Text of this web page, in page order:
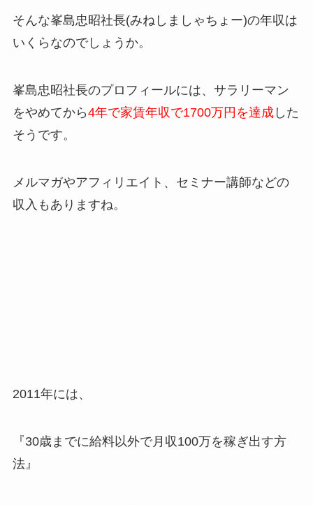
そんな峯島忠昭社長(みねしましゃちょー)の年収は
いくらなのでしょうか。
峯島忠昭社長のプロフィールには、サラリーマン
をやめてから4年で家賃年収で1700万円を達成した
そうです。
メルマガやアフィリエイト、セミナー講師などの
収入もありますね。
2011年には、
『30歳までに給料以外で月収100万を稼ぎ出す方
法』